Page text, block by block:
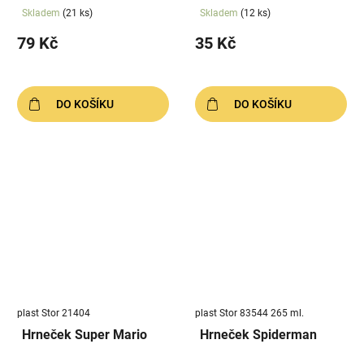
Skladem (21 ks)
79 Kč
DO KOŠÍKU
Skladem (12 ks)
35 Kč
DO KOŠÍKU
plast Stor 21404
Hrneček Super Mario
plast Stor 83544 265 ml.
Hrneček Spiderman